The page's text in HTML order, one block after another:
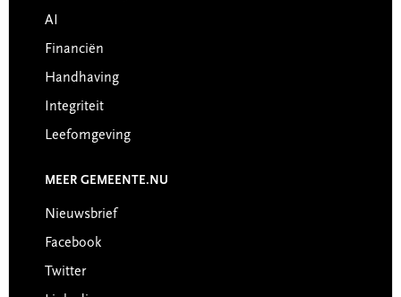
AI
Financiën
Handhaving
Integriteit
Leefomgeving
MEER GEMEENTE.NU
Nieuwsbrief
Facebook
Twitter